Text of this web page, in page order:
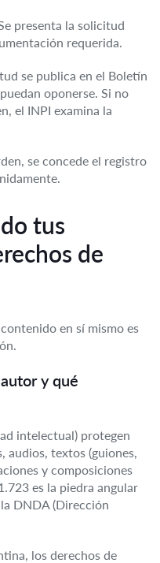
presenta la solicitud
requerida.
se publica en el Boletín
oponerse. Si no
el INPI examina la
se concede el registro
tus
de
en sí mismo es
y qué
intelectual) protegen
audios, textos (guiones,
y composiciones
es la piedra angular
DNDA (Dirección
los derechos de